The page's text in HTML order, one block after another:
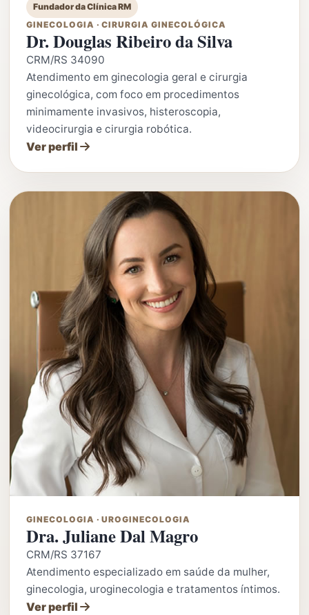
Fundador da Clínica RM
GINECOLOGIA · CIRURGIA GINECOLÓGICA
Dr. Douglas Ribeiro da Silva
CRM/RS 34090
Atendimento em ginecologia geral e cirurgia
ginecológica, com foco em procedimentos
minimamente invasivos, histeroscopia,
videocirurgia e cirurgia robótica.
Ver perfil
GINECOLOGIA · UROGINECOLOGIA
Dra. Juliane Dal Magro
CRM/RS 37167
Atendimento especializado em saúde da mulher,
ginecologia, uroginecologia e tratamentos íntimos.
Ver perfil